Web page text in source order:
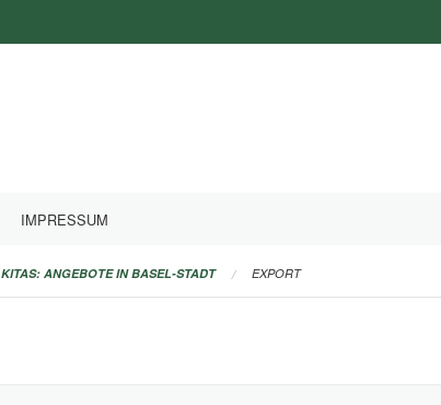
IMPRESSUM
KITAS: ANGEBOTE IN BASEL-STADT EXPORT